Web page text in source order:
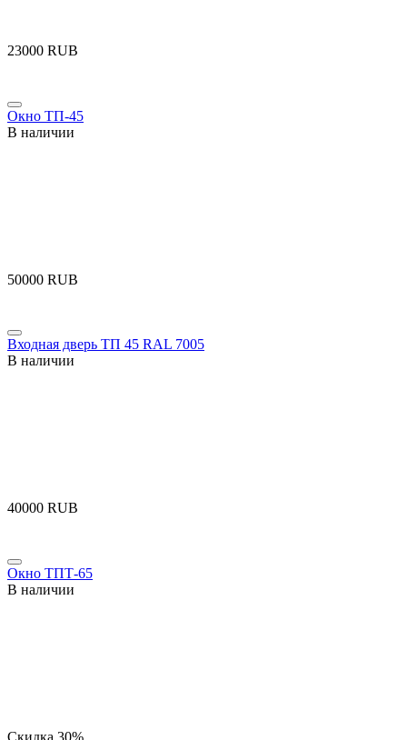
‍23000‍ RUB
Окно ТП-45
В наличии
‍50000‍ RUB
Входная дверь ТП 45 RAL 7005
В наличии
‍40000‍ RUB
Окно ТПТ-65
В наличии